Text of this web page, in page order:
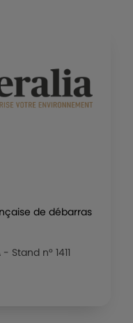
de débarras
Stand n° 1411